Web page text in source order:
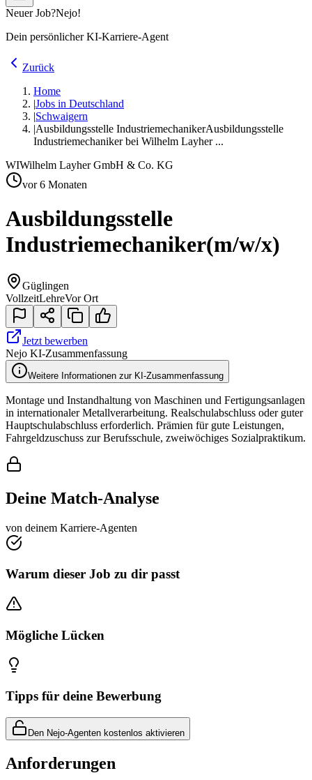
Neuer Job?Nejo!
Dein persönlicher KI-Karriere-Agent
Zurück
Home
|Jobs in Deutschland
|Schwaigern
|Ausbildungsstelle IndustriemechanikerAusbildungsstelle
Industriemechaniker bei Wilhelm Layher ...
WIWilhelm Layher GmbH & Co. KG
vor 6 Monaten
Ausbildungsstelle
Industriemechaniker(m/w/x)
Güglingen
VollzeitLehreVor Ort
Jetzt bewerben
Nejo KI-Zusammenfassung
Weitere Informationen zur KI-Zusammenfassung
Montage und Instandhaltung von Maschinen und Fertigungsanlagen
in internationaler Metallverarbeitung. Realschulabschluss oder guter
Hauptschulabschluss erforderlich. Prämien für gute Leistungen,
Fahrgeldzuschuss zur Berufsschule, zweiwöchiges Sozialpraktikum.
Deine Match-Analyse
von deinem Karriere-Agenten
Warum dieser Job zu dir passt
Mögliche Lücken
Tipps für deine Bewerbung
Den Nejo-Agenten kostenlos aktivieren
Anforderungen